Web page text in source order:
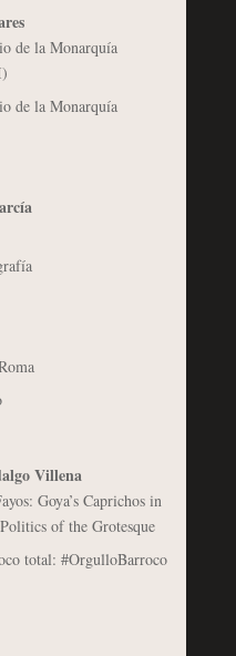
de la Monarquía
de la Monarquía
Villena
Goya’s Caprichos in
of the Grotesque
total: #OrgulloBarroco